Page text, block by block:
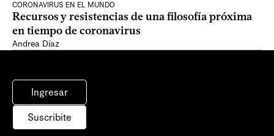
CORONAVIRUS EN EL MUNDO
Recursos y resistencias de una filosofía próxima
en tiempo de coronavirus
Andrea Díaz
Ingresar
Suscribite